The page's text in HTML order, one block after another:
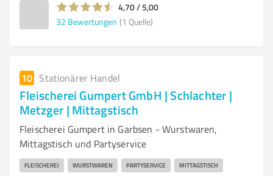
4,70 / 5,00
32 Bewertungen (1 Quelle)
10 Stationärer Handel
Fleischerei Gumpert GmbH | Schlachter |
Metzger | Mittagstisch
Fleischerei Gumpert in Garbsen - Wurstwaren,
Mittagstisch und Partyservice
FLEISCHEREI WURSTWAREN PARTYSERVICE MITTAGSTISCH